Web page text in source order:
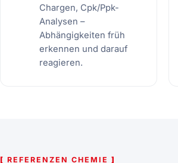
Chargen, Cpk/Ppk-
Analysen –
Abhängigkeiten früh
erkennen und darauf
reagieren.
[ REFERENZEN CHEMIE ]